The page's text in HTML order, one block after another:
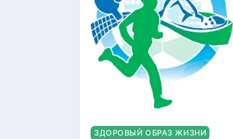
ЗДОРОВЫЙ ОБРАЗ ЖИЗНИ